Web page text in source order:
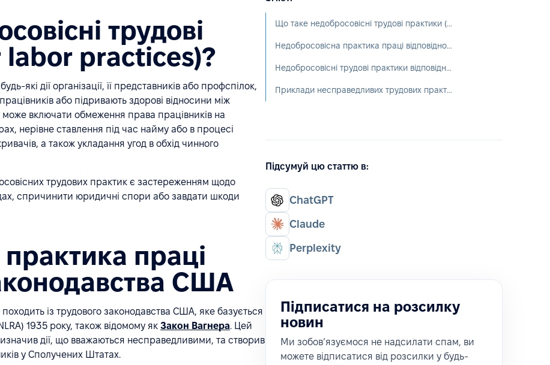
трудові
practices)?
які дії організації, її представників або профспілок,
або підривають здорові відносини між
включати обмеження права працівників на
нерівне ставлення під час найму або в процесі
а також укладання угод в обхід чинного
трудових практик є застереженням щодо
спричинити юридичні спори або завдати шкоди
праці
США
із трудового законодавства США, яке базується
1935 року, також відомому як Закон Вагнера. Цей
дії, що вважаються несправедливими, та створив
у Сполучених Штатах.
Що таке недобросовісні трудові практики (unfair labor practices)?
Недобросовісна практика праці відповідно до законодавства США
Недобросовісні трудові практики відповідно до міжнародного права
Приклади несправедливих трудових практик у відносинах між роботодавцем та працівником
Підсумуй цю статтю в:
ChatGPT
Claude
Perplexity
Підписатися на розсилку
новин
Ми зобовʼязуємося не надсилати спам, ви
можете відписатися від розсилки у будь-